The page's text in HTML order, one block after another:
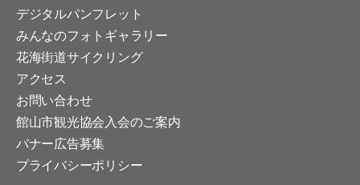
デジタルパンフレット
みんなのフォトギャラリー
花海街道サイクリング
アクセス
お問い合わせ
館山市観光協会入会のご案内
バナー広告募集
プライバシーポリシー